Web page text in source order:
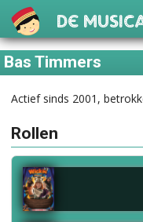
De
Bas Timmers
Actief sinds 2001,
Rollen